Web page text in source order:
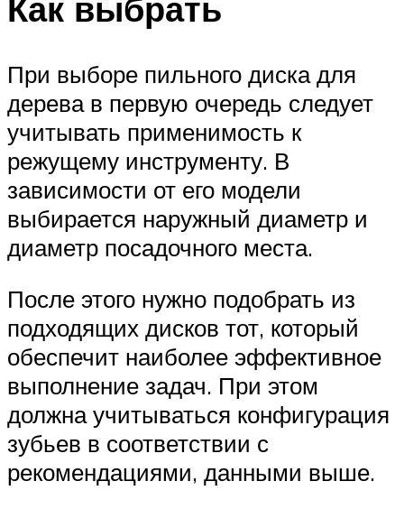
При выборе пильного диска для
дерева в первую очередь следует
учитывать применимость к
режущему инструменту. В
зависимости от его модели
выбирается наружный диаметр и
диаметр посадочного места.
После этого нужно подобрать из
подходящих дисков тот, который
обеспечит наиболее эффективное
выполнение задач. При этом
должна учитываться конфигурация
зубьев в соответствии с
рекомендациями, данными выше.